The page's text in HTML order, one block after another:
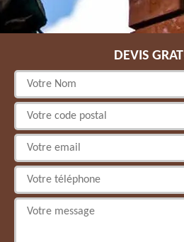
DEVIS